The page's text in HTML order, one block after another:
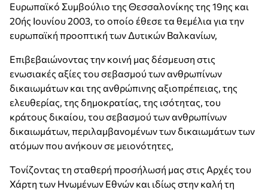
Ευρωπαϊκό Συμβούλιο της Θεσσαλονίκης της 19ης και
20ής Ιουνίου 2003, το οποίο έθεσε τα θεμέλια για την
ευρωπαϊκή προοπτική των Δυτικών Βαλκανίων,
Επιβεβαιώνοντας την κοινή μας δέσμευση στις
ενωσιακές αξίες του σεβασμού των ανθρωπίνων
δικαιωμάτων και της ανθρώπινης αξιοπρέπειας, της
ελευθερίας, της δημοκρατίας, της ισότητας, του
κράτους δικαίου, του σεβασμού των ανθρωπίνων
δικαιωμάτων, περιλαμβανομένων των δικαιωμάτων των
ατόμων που ανήκουν σε μειονότητες,
Τονίζοντας τη σταθερή προσήλωσή μας στις Αρχές του
Χάρτη των Ηνωμένων Εθνών και ιδίως στην καλή τη